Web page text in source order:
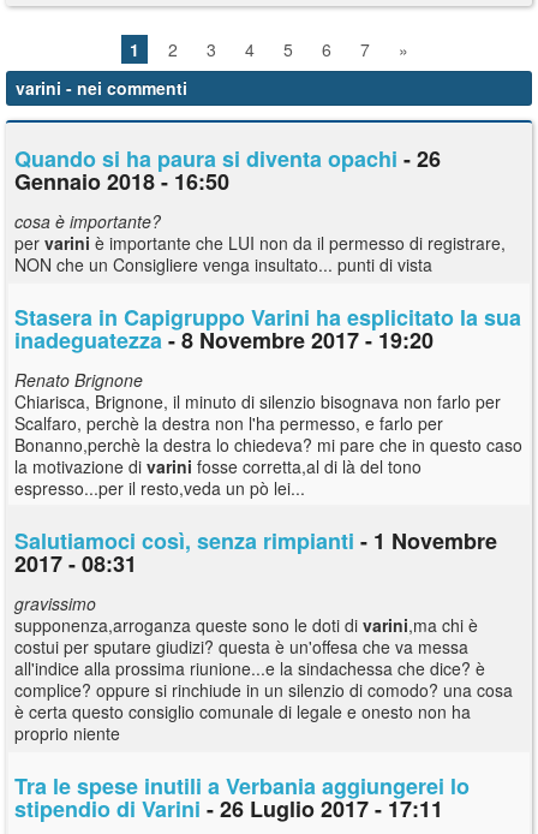
1 2 3 4 5 6 7
»
varini - nei commenti
Quando si ha paura si diventa opachi - 26
Gennaio 2018 - 16:50
cosa è importante?
per varini è importante che LUI non da il permesso di registrare,
NON che un Consigliere venga insultato... punti di vista
Stasera in Capigruppo Varini ha esplicitato la sua
inadeguatezza- 8 Novembre 2017 - 19:20
Renato Brignone
Chiarisca, Brignone, il minuto di silenzio bisognava non farlo per
Scalfaro, perchè la destra non l'ha permesso, e farlo per
Bonanno,perchè la destra lo chiedeva? mi pare che in questo caso
la motivazione di varini fosse corretta,al di là del tono
espresso...per il resto,veda un pò lei...
Salutiamoci così, senza rimpianti - 1 Novembre
2017 - 08:31
gravissimo
supponenza,arroganza queste sono le doti di varini,ma chi è
costui per sputare giudizi? questa è un'offesa che va messa
all'indice alla prossima riunione...e la sindachessa che dice? è
complice? oppure si rinchiude in un silenzio di comodo? una cosa
è certa questo consiglio comunale di legale e onesto non ha
proprio niente
Tra le spese inutili a Verbania aggiungerei lo
stipendio di Varini - 26 Luglio 2017 - 17:11